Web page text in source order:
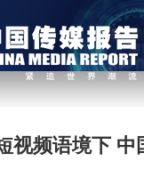
视频语境下